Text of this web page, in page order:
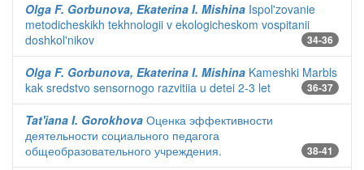
Olga F. Gorbunova, Ekaterina I. Mishina Ispol'zovanie
metodicheskikh tekhnologii v ekologicheskom vospitanii
doshkol'nikov
34-36
Olga F. Gorbunova, Ekaterina I. Mishina Kameshki Marbls
kak sredstvo sensornogo razvitiia u detei 2-3 let
36-37
Tat'iana I. Gorokhova Оценка эффективности
деятельности социального педагога
общеобразовательного учреждения.
38-41